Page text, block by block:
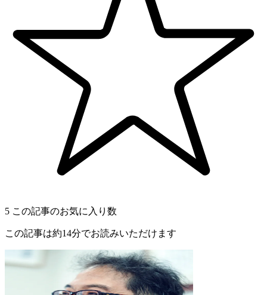
5 この記事のお気に入り数
この記事は約14分でお読みいただけます